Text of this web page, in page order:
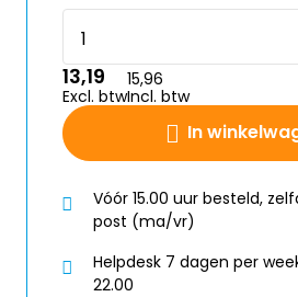
In
13,19
Excl. btw
15,96
Incl. btw
Vóór 15.00 uur besteld,
post (ma/vr)
Helpdesk 7 dagen per
22.00